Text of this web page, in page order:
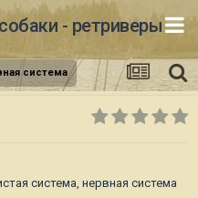
- ретриверы
система
система, нервная система